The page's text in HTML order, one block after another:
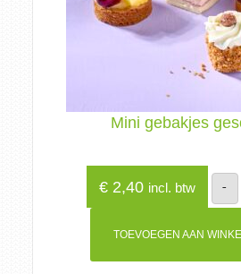
Mini gebakjes
€2,40 incl. btw -
TOEVOEGEN AAN